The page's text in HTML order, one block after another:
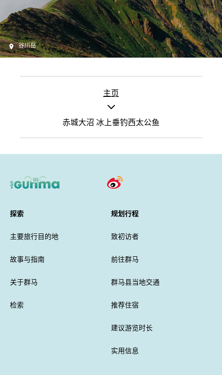
谷川岳
主页
赤城大沼 冰上垂钓西太公鱼
探索
主要旅行目的地
故事与指南
关于群马
检索
规划行程
致初访者
前往群马
群马县当地交通
推荐住宿
建议游览时长
实用信息